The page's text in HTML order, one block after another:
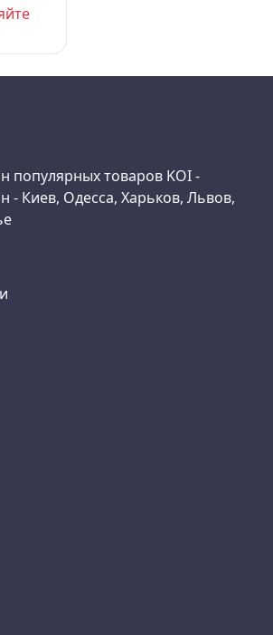
популярных товаров KOI -
- Киев, Одесса, Харьков, Львов,